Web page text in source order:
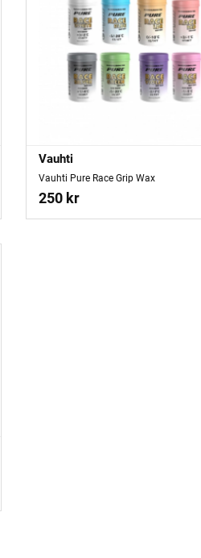
Vauhti
Vauhti Pure Race Grip Wax
250 kr